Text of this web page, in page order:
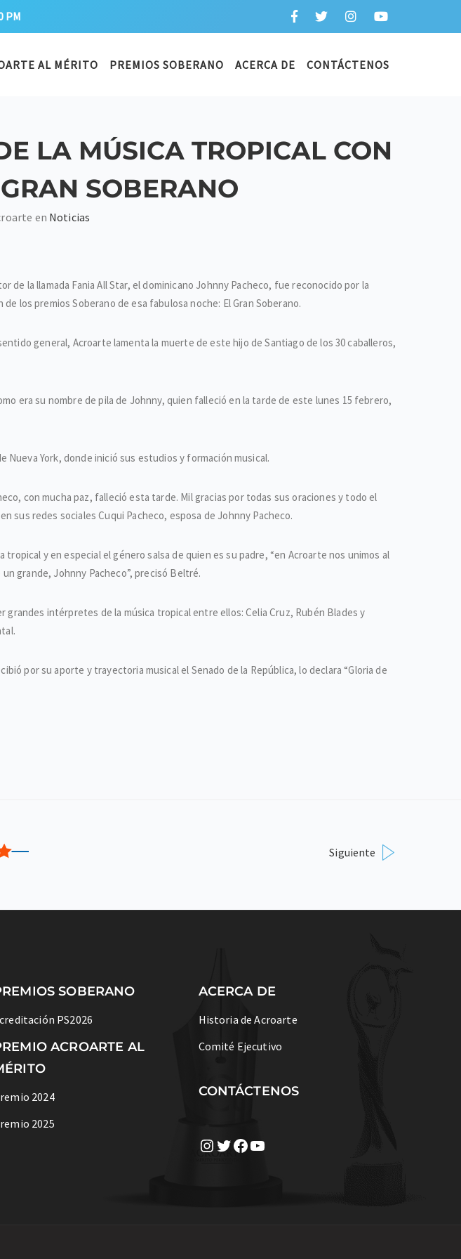
PM
AL MÉRITO PREMIOS SOBERANO ACERCA DE CONTÁCTENOS
LA MÚSICA TROPICAL CON
SOBERANO
en Noticias
de la llamada Fania All Star, el dominicano Johnny Pacheco, fue reconocido por la
los premios Soberano de esa fabulosa noche: El Gran Soberano.
general, Acroarte lamenta la muerte de este hijo de Santiago de los 30 caballeros,
era su nombre de pila de Johnny, quien falleció en la tarde de este lunes 15 febrero,
Nueva York, donde inició sus estudios y formación musical.
con mucha paz, falleció esta tarde. Mil gracias por todas sus oraciones y todo el
sus redes sociales Cuqui Pacheco, esposa de Johnny Pacheco.
y en especial el género salsa de quien es su padre, “en Acroarte nos unimos al
grande, Johnny Pacheco”, precisó Beltré.
grandes intérpretes de la música tropical entre ellos: Celia Cruz, Rubén Blades y
por su aporte y trayectoria musical el Senado de la República, lo declara “Gloria de
Siguiente
SOBERANO
PS2026
ACROARTE AL
2024
2025
ACERCA DE
Historia de Acroarte
Comité Ejecutivo
CONTÁCTENOS